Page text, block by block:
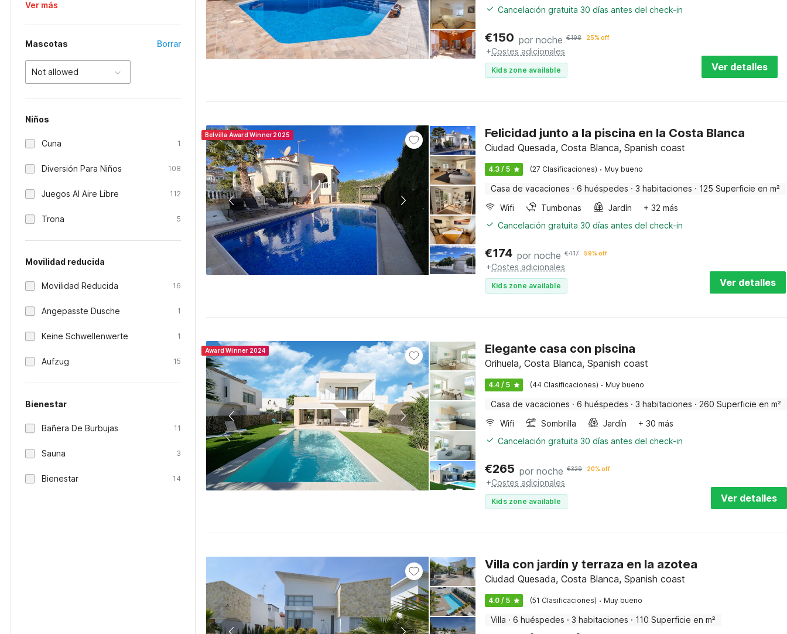
Ver más
Mascotas Borrar
Not allowed
Niños
Cuna 1
Diversión Para Niños 108
Juegos Al Aire Libre 112
Trona 5
Movilidad reducida
Movilidad Reducida 16
Angepasste Dusche 1
Keine Schwellenwerte 1
Aufzug 15
Bienestar
Bañera De Burbujas 11
Sauna 3
Bienestar 14
Cancelación gratuita 30 días antes del check-in
€150 por noche €198 25% off
+Costes adicionales
Kids zone available Ver detalles
Belvilla Award Winner 2025 Felicidad junto a la piscina en la Costa Blanca
Ciudad Quesada, Costa Blanca, Spanish coast
4.3 / 5 (27 Clasificaciones) · Muy bueno
Casa de vacaciones · 6 huéspedes · 3 habitaciones · 125 Superficie en m²
Wifi
Tumbonas Jardín
+ 32 más
Cancelación gratuita 30 días antes del check-in
€174 por noche €417 59% off
+Costes adicionales
Kids zone available Ver detalles
Award Winner 2024 Elegante casa con piscina
Orihuela, Costa Blanca, Spanish coast
4.4 / 5 (44 Clasificaciones) · Muy bueno
Casa de vacaciones · 6 huéspedes · 3 habitaciones · 260 Superficie en m²
Wifi
Sombrilla Jardín
+ 30 más
Cancelación gratuita 30 días antes del check-in
€265 por noche €329 20% off
+Costes adicionales
Kids zone available Ver detalles
Villa con jardín y terraza en la azotea
Ciudad Quesada, Costa Blanca, Spanish coast
4.0 / 5 (51 Clasificaciones) · Muy bueno
Villa · 6 huéspedes · 3 habitaciones · 110 Superficie en m²